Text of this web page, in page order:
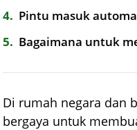
4
Pintu masuk
5
Bagaimana untuk
Di rumah negara dan
bergaya untuk